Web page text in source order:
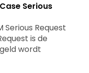
Serious
Request
is de
wordt